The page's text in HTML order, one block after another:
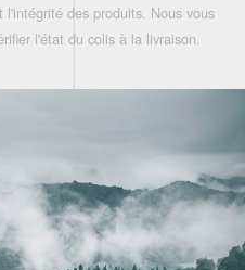
des produits. Nous vous
l'état du colis à la livraison.